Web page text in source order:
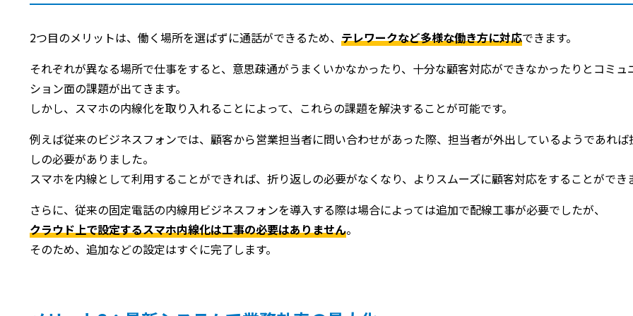
2つ目のメリットは、働く場所を選ばずに通話ができるため、 テレワークなど多様な働き方に対応できます。
それぞれが異なる場所で仕事をすると、意思疎通がうまくいかなかったり、十分な顧客対応ができなかったりとコミュ
ション面の課題が出てきます。
しかし、スマホの内線化を取り入れることによって、これらの課題を解決することが可能です。
例えば従来のビジネスフォンでは、顧客から営業担当者に問い合わせがあった際、担当者が外出しているようであれば
しの必要がありました。
スマホを内線として利用することができれば、折り返しの必要がなくなり、よりスムーズに顧客対応をすることができ
さらに、従来の固定電話の内線用ビジネスフォンを導入する際は場合によっては追加で配線工事が必要でしたが、
クラウド上で設定するスマホ内線化は工事の必要はありません。
そのため、追加などの設定はすぐに完了します。